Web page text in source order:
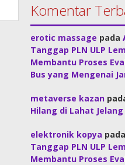
Komentar
erotic massage pada
Tanggap PLN ULP
Membantu Proses
Bus yang Mengenai
metaverse kazan
Hilang di Lahat
elektronik kopya
Tanggap PLN ULP
Membantu Proses